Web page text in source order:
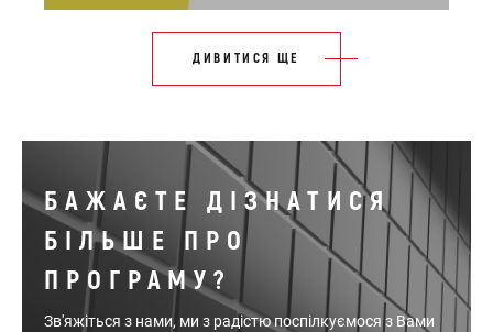
ДИВИТИСЯ ЩЕ
БАЖАЄТЕ ДІЗНАТИСЯ
БІЛЬШЕ ПРО
ПРОГРАМУ?
Зв'яжіться з нами, ми з радістю поспілкуємося з Вами